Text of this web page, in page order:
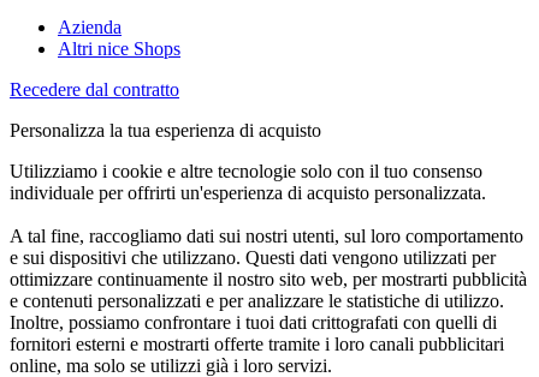
Azienda
Altri nice Shops
Recedere dal contratto
Personalizza la tua esperienza di acquisto
Utilizziamo i cookie e altre tecnologie solo con il tuo consenso
individuale per offrirti un'esperienza di acquisto personalizzata.
A tal fine, raccogliamo dati sui nostri utenti, sul loro comportamento
e sui dispositivi che utilizzano. Questi dati vengono utilizzati per
ottimizzare continuamente il nostro sito web, per mostrarti pubblicità
e contenuti personalizzati e per analizzare le statistiche di utilizzo.
Inoltre, possiamo confrontare i tuoi dati crittografati con quelli di
fornitori esterni e mostrarti offerte tramite i loro canali pubblicitari
online, ma solo se utilizzi già i loro servizi.